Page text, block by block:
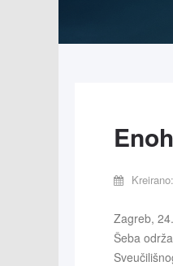
Zagreb,
Šeba